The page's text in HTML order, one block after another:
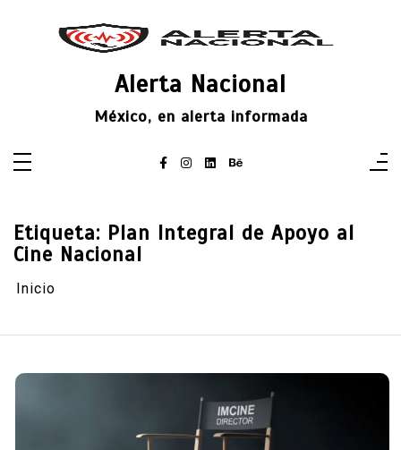
Alerta Nacional
México, en alerta informada
Etiqueta: Plan Integral de Apoyo al
Cine Nacional
Inicio